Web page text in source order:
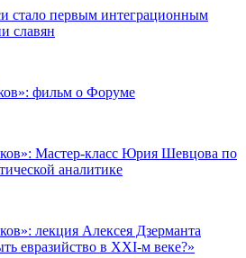
стало первым интеграционным
славян
фильм о Форуме
Мастер-класс Юрия Шевцова по
аналитике
лекция Алексея Дзерманта
евразийство в XXI-м веке?»